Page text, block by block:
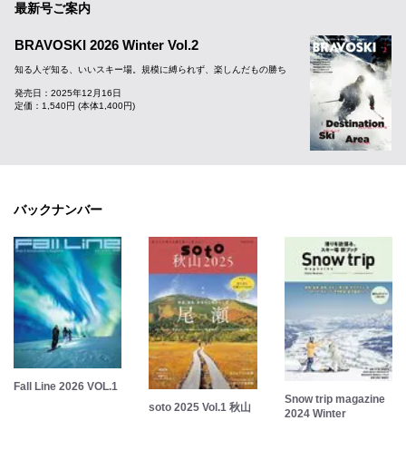
最新号ご案内
BRAVOSKI 2026 Winter Vol.2
知る人ぞ知る、いいスキー場。規模に縛られず、楽しんだもの勝ち
発売日：2025年12月16日
定価：1,540円 (本体1,400円)
バックナンバー
Fall Line 2026 VOL.1
soto 2025 Vol.1 秋山
Snow trip magazine
2024 Winter